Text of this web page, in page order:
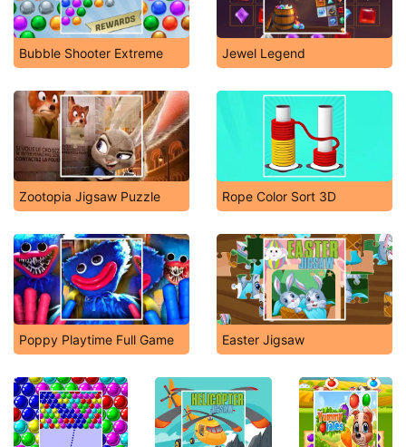
Bubble Shooter Extreme Jewel Legend
Zootopia Jigsaw Puzzle Rope Color Sort 3D
Poppy Playtime Full Game Easter Jigsaw